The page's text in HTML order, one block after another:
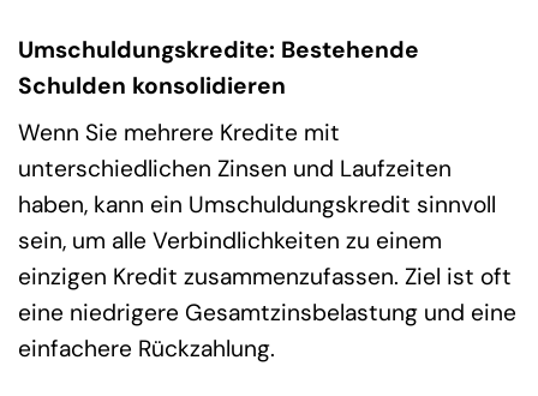
Umschuldungskredite: Bestehende
Schulden konsolidieren
Wenn Sie mehrere Kredite mit
unterschiedlichen Zinsen und Laufzeiten
haben, kann ein Umschuldungskredit sinnvoll
sein, um alle Verbindlichkeiten zu einem
einzigen Kredit zusammenzufassen. Ziel ist oft
eine niedrigere Gesamtzinsbelastung und eine
einfachere Rückzahlung.